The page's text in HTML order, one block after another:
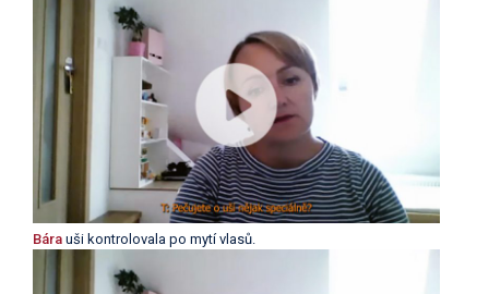
Bára uši kontrolovala po mytí vlasů.